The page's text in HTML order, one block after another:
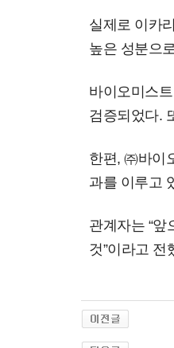
실제로 이카
높은 성분으
바이오미스
검증되었다.
한편, ㈜바이
과를 이루고
관계자는 “
것”이라고 전